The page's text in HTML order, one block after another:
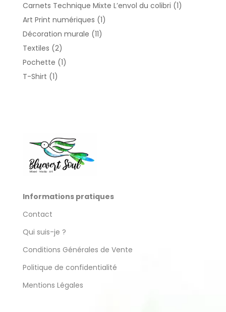
Carnets Technique Mixte L’envol du colibri 11
Art Print numériques 11
Décoration murale 1111
Textiles 22
produits
Pochette 11
T-Shirt 11
Informations pratiques
Contact
Qui suis-je ?
Conditions Générales de Vente
Politique de confidentialité
Mentions Légales